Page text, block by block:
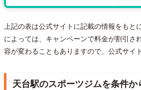
上記の表は公式サイトに記載の情報をもと
によっては、キャンペーンで料金が割引さ
容が変わることもありますので、公式サイ
天台駅のスポーツジムを条件か